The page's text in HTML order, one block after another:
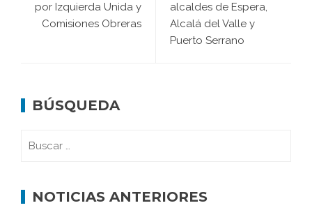
por Izquierda Unida y
Comisiones Obreras
alcaldes de Espera,
Alcalá del Valle y
Puerto Serrano
BÚSQUEDA
NOTICIAS ANTERIORES